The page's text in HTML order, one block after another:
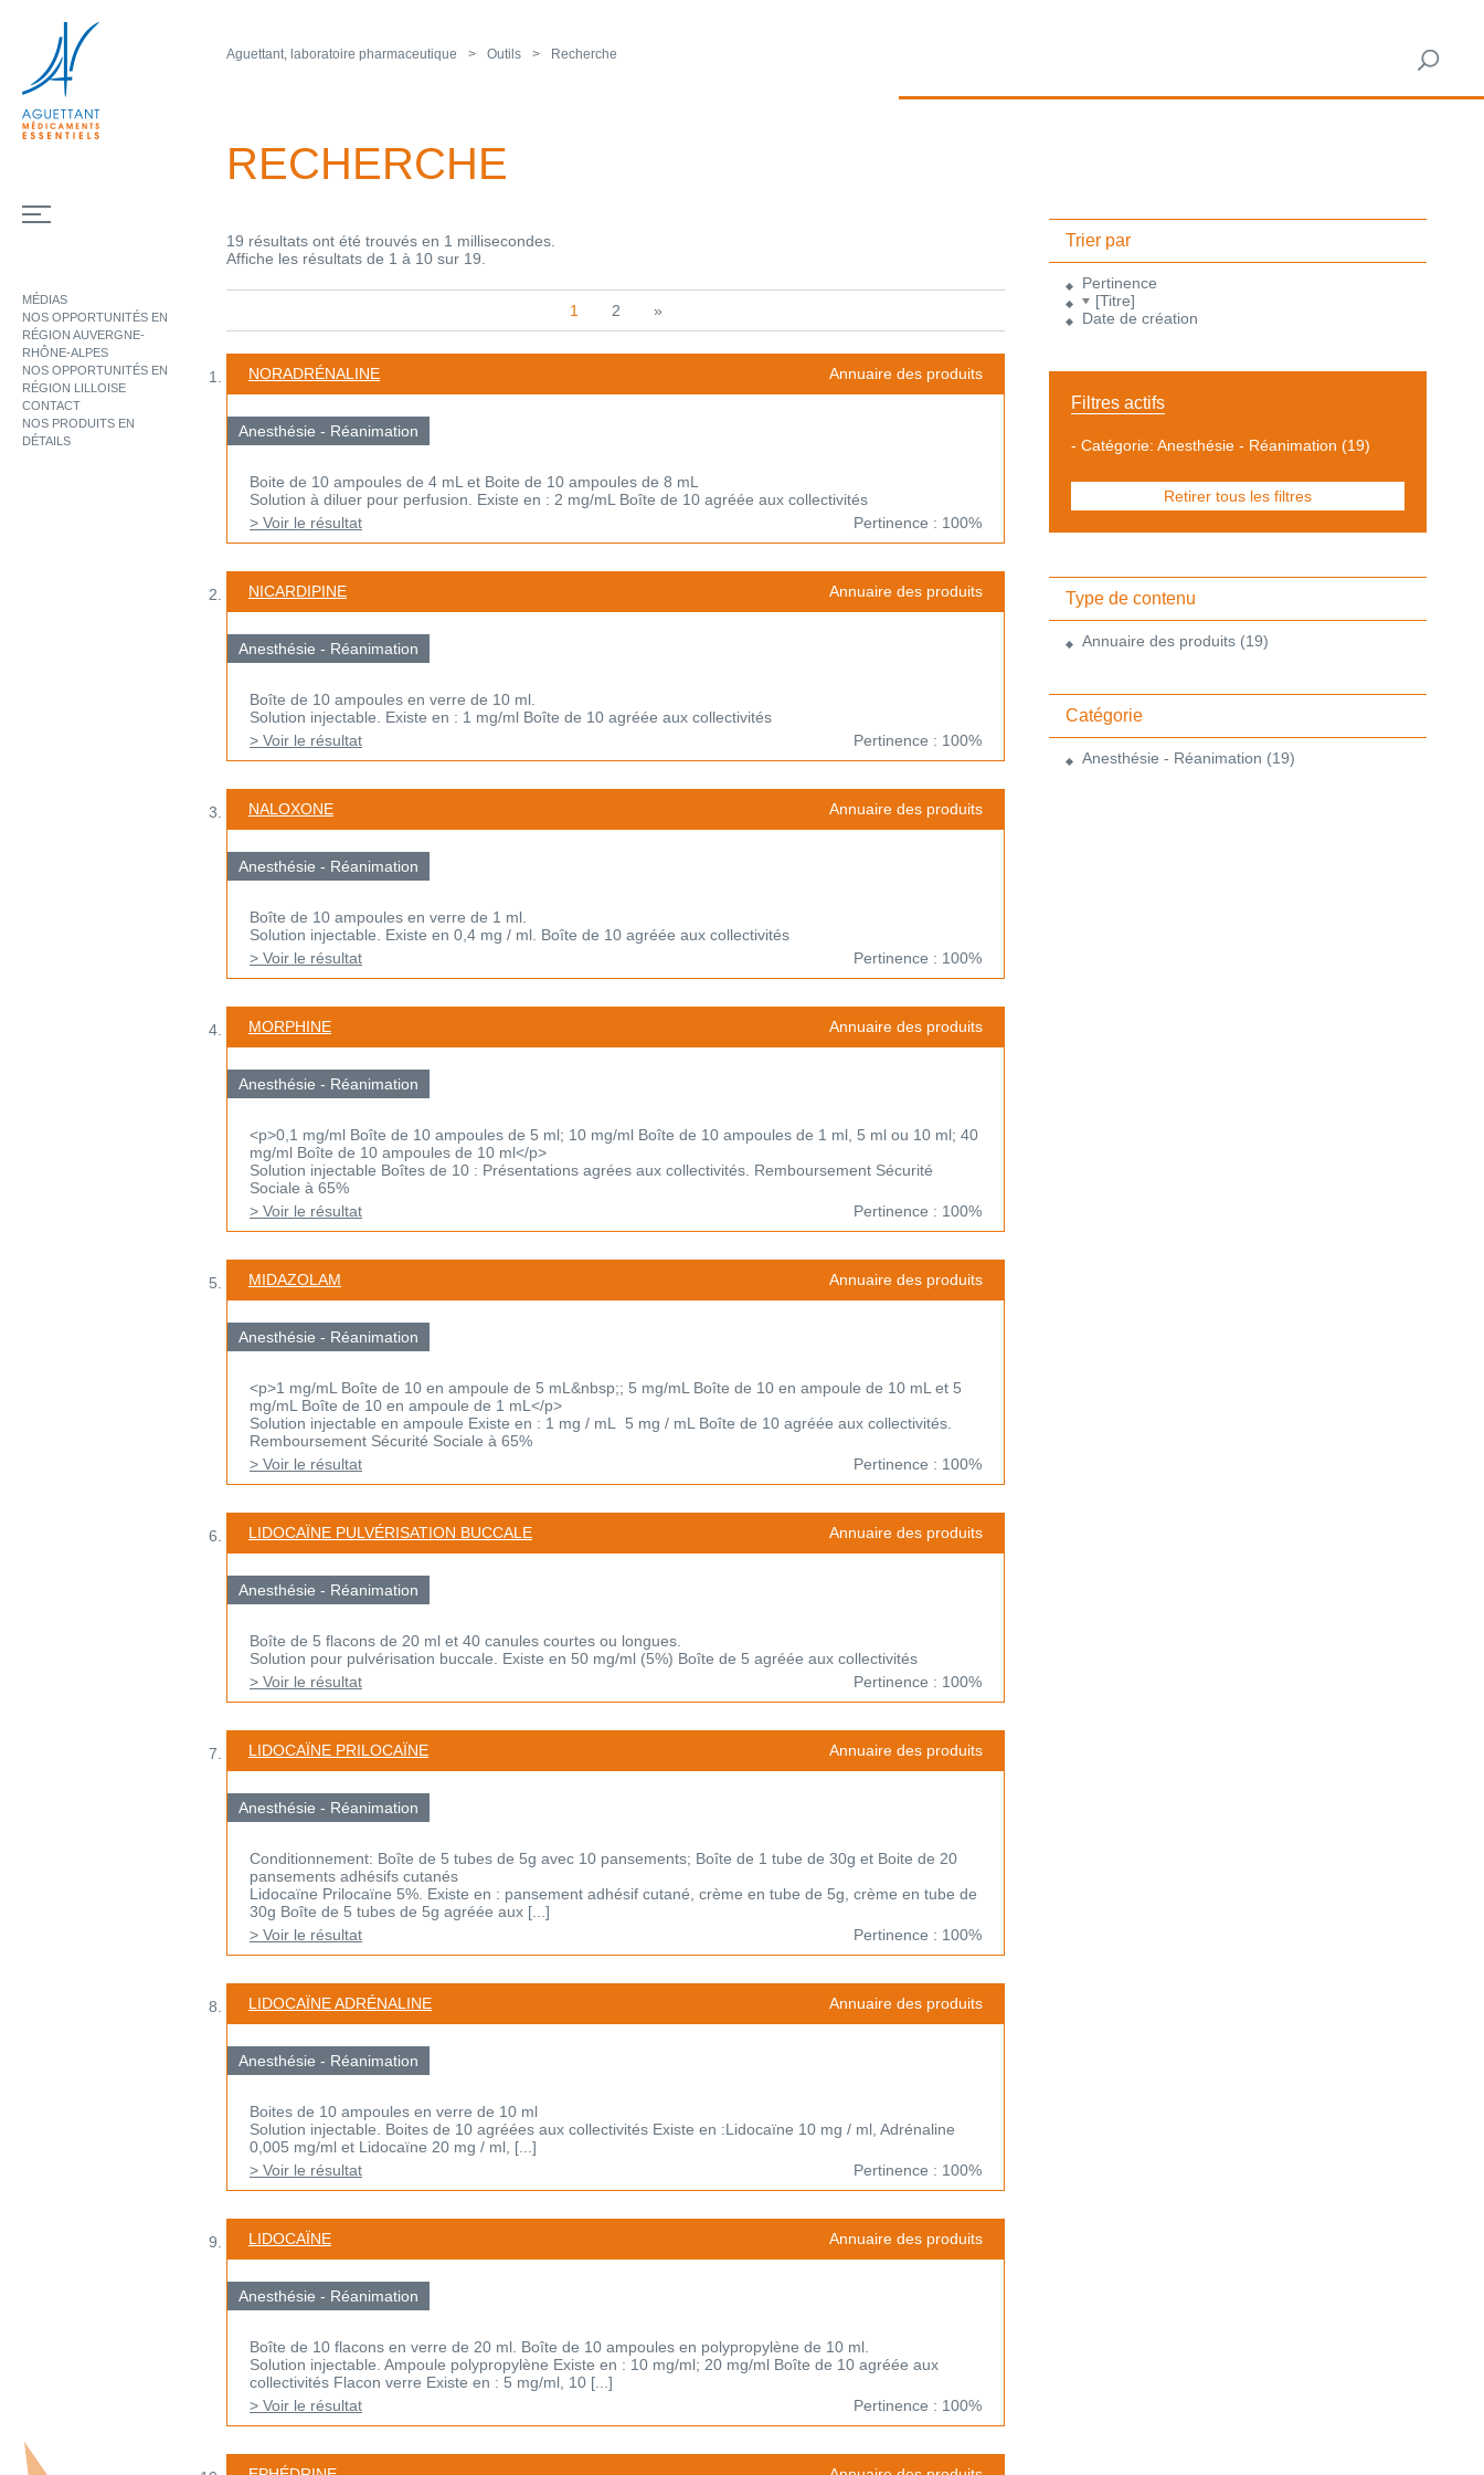
MÉDIAS
NOS OPPORTUNITÉS EN
RÉGION AUVERGNE-
RHÔNE-ALPES
NOS OPPORTUNITÉS EN
RÉGION LILLOISE
CONTACT
NOS PRODUITS EN
DÉTAILS
Aguettant, laboratoire pharmaceutique Outils Recherche
RECHERCHE
19 résultats ont été trouvés en 1 millisecondes.
Affiche les résultats de 1 à 10 sur 19.
1 2 »
NORADRÉNALINE Annuaire des produits
Anesthésie - Réanimation
Boite de 10 ampoules de 4 mL et Boite de 10 ampoules de 8 mL
Solution à diluer pour perfusion. Existe en : 2 mg/mL Boîte de 10 agréée aux collectivités
> Voir le résultat
Pertinence : 100%
NICARDIPINE Annuaire des produits
Anesthésie - Réanimation
Boîte de 10 ampoules en verre de 10 ml.
Solution injectable. Existe en : 1 mg/ml Boîte de 10 agréée aux collectivités
> Voir le résultat
Pertinence : 100%
NALOXONE Annuaire des produits
Anesthésie - Réanimation
Boîte de 10 ampoules en verre de 1 ml.
Solution injectable. Existe en 0,4 mg / ml. Boîte de 10 agréée aux collectivités
> Voir le résultat
Pertinence : 100%
MORPHINE Annuaire des produits
Anesthésie - Réanimation
<p>0,1 mg/ml Boîte de 10 ampoules de 5 ml; 10 mg/ml Boîte de 10 ampoules de 1 ml, 5 ml ou 10 ml; 40
mg/ml Boîte de 10 ampoules de 10 ml</p>
Solution injectable Boîtes de 10 : Présentations agrées aux collectivités. Remboursement Sécurité
Sociale à 65%
> Voir le résultat
Pertinence : 100%
MIDAZOLAM Annuaire des produits
Anesthésie - Réanimation
<p>1 mg/mL Boîte de 10 en ampoule de 5 mL&nbsp;; 5 mg/mL Boîte de 10 en ampoule de 10 mL et 5
mg/mL Boîte de 10 en ampoule de 1 mL</p>
Solution injectable en ampoule Existe en : 1 mg / mL 5 mg / mL Boîte de 10 agréée aux collectivités.
Remboursement Sécurité Sociale à 65%
> Voir le résultat
Pertinence : 100%
LIDOCAÏNE PULVÉRISATION BUCCALE Annuaire des produits
Anesthésie - Réanimation
Boîte de 5 flacons de 20 ml et 40 canules courtes ou longues.
Solution pour pulvérisation buccale. Existe en 50 mg/ml (5%) Boîte de 5 agréée aux collectivités
> Voir le résultat
Pertinence : 100%
LIDOCAÏNE PRILOCAÏNE Annuaire des produits
Anesthésie - Réanimation
Conditionnement: Boîte de 5 tubes de 5g avec 10 pansements; Boîte de 1 tube de 30g et Boite de 20
pansements adhésifs cutanés
Lidocaïne Prilocaïne 5%. Existe en : pansement adhésif cutané, crème en tube de 5g, crème en tube de
30g Boîte de 5 tubes de 5g agréée aux [...]
> Voir le résultat
Pertinence : 100%
LIDOCAÏNE ADRÉNALINE Annuaire des produits
Anesthésie - Réanimation
Boites de 10 ampoules en verre de 10 ml
Solution injectable. Boites de 10 agréées aux collectivités Existe en :Lidocaïne 10 mg / ml, Adrénaline
0,005 mg/ml et Lidocaïne 20 mg / ml, [...]
> Voir le résultat
Pertinence : 100%
LIDOCAÏNE Annuaire des produits
Anesthésie - Réanimation
Boîte de 10 flacons en verre de 20 ml. Boîte de 10 ampoules en polypropylène de 10 ml.
Solution injectable. Ampoule polypropylène Existe en : 10 mg/ml; 20 mg/ml Boîte de 10 agréée aux
collectivités Flacon verre Existe en : 5 mg/ml, 10 [...]
> Voir le résultat
Pertinence : 100%
Trier par
Pertinence
[Titre]
Date de création
Filtres actifs
- Catégorie: Anesthésie - Réanimation (19)
Retirer tous les filtres
Type de contenu
Annuaire des produits (19)
Catégorie
Anesthésie - Réanimation (19)